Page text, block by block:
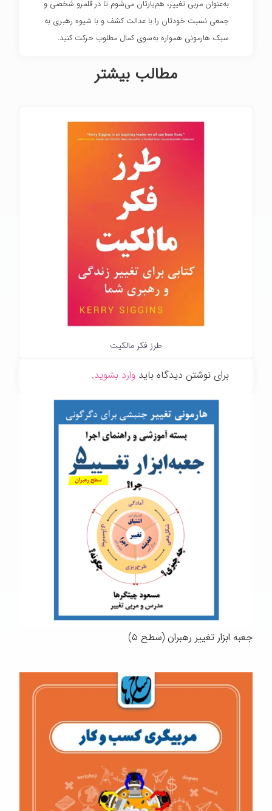
به‌عنوان مربی تغییر، هم‌یارتان می‌شوم تا در قلمرو شخصی و
جمعی نسبت خودتان را با عدالت کشف و با شیوه رهبری به
سبک هارمونی همواره به‌سوی کمال مطلوب حرکت کنید.
مطالب بیشتر
طرز فکر مالکیت
برای نوشتن دیدگاه باید وارد بشوید.
جعبه ابزار تغییر رهبران (سطح ۵)